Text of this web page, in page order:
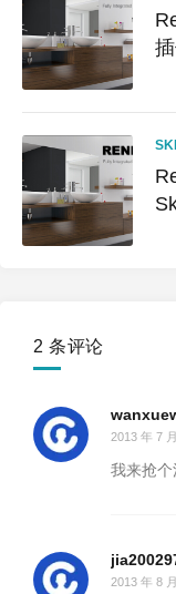
2 条评论
2013 年 7
我来抢
2013 年 8